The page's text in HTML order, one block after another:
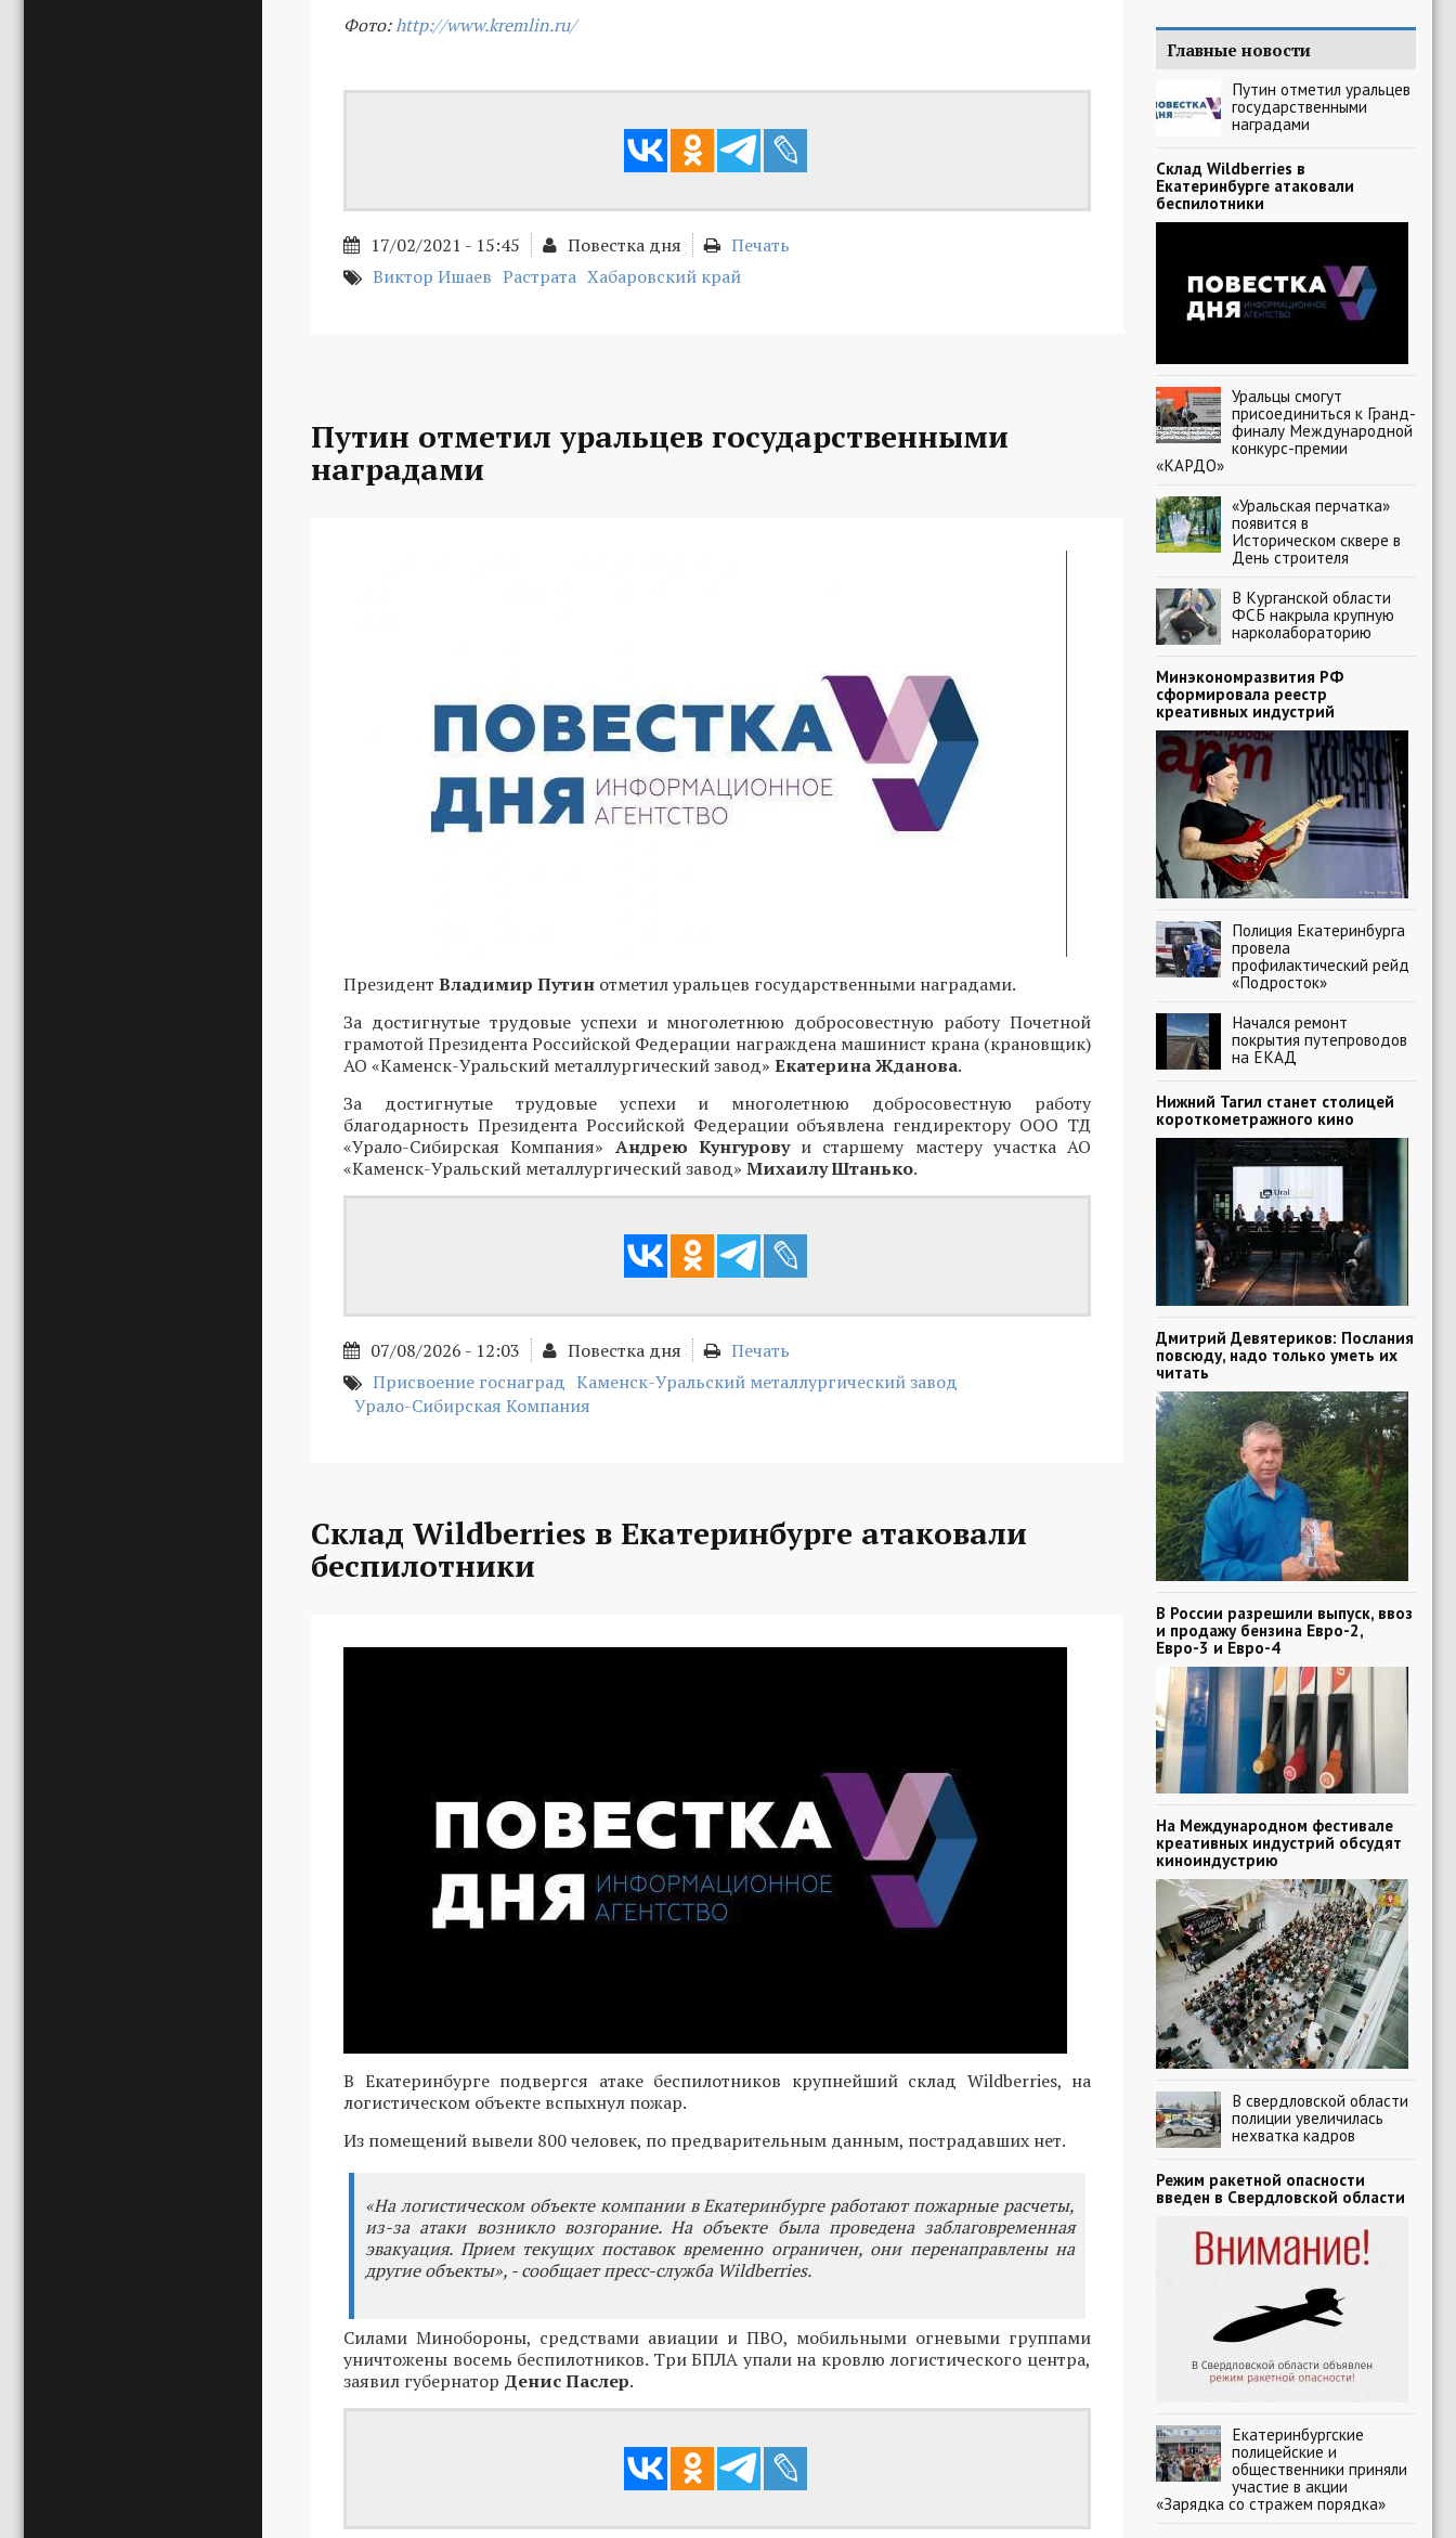
Фото:http://www.kremlin.ru/
17/02/2021 - 15:45 Повестка дня
Печать
Виктор Ишаев Растрата Хабаровский край
Путин отметил уральцев государственными
наградами
Президент Владимир Путин отметил уральцев государственными наградами.
За достигнутые трудовые успехи и многолетнюю добросовестную работу Почетной
грамотой Президента Российской Федерации награждена машинист крана (крановщик)
АО «Каменск-Уральский металлургический завод» Екатерина Жданова.
За достигнутые трудовые успехи и многолетнюю добросовестную работу
благодарность Президента Российской Федерации объявлена гендиректору ООО ТД
«Урало-Сибирская Компания» Андрею Кунгуровуи старшему мастеру участка АО
«Каменск-Уральский металлургический завод» Михаилу Штанько.
07/08/2026 - 12:03 Повестка дня
Печать
Присвоение госнаград Каменск-Уральский металлургический завод
Урало-Сибирская Компания
Склад Wildberries в Екатеринбурге атаковали
беспилотники
В Екатеринбурге подвергся атаке беспилотников крупнейший склад Wildberries, на
логистическом объекте вспыхнул пожар.
Из помещений вывели 800 человек, по предварительным данным, пострадавших нет.
«На логистическом объекте компании в Екатеринбурге работают пожарные расчеты,
из-за атаки возникло возгорание. На объекте была проведена заблаговременная
эвакуация. Прием текущих поставок временно ограничен, они перенаправлены на
другие объекты», - сообщает пресс-служба Wildberries.
Силами Минобороны, средствами авиации и ПВО, мобильными огневыми группами
уничтожены восемь беспилотников. Три БПЛА упали на кровлю логистического центра,
заявил губернатор Денис Паслер.
Главные новости
Путин отметил уральцев
государственными
наградами
Склад Wildberries в
Екатеринбурге атаковали
беспилотники
Уральцы смогут
присоединиться к Гранд-
финалу Международной
конкурс-премии
«КАРДО»
«Уральская перчатка»
появится в
Историческом сквере в
День строителя
В Курганской области
ФСБ накрыла крупную
нарколабораторию
Минэкономразвития РФ
сформировала реестр
креативных индустрий
Полиция Екатеринбурга
провела
профилактический рейд
«Подросток»
Начался ремонт
покрытия путепроводов
на ЕКАД
Нижний Тагил станет столицей
короткометражного кино
Дмитрий Девятериков: Послания
повсюду, надо только уметь их
читать
В России разрешили выпуск, ввоз
и продажу бензина Евро-2,
Евро-3 и Евро-4
На Международном фестивале
креативных индустрий обсудят
киноиндустрию
В свердловской области
полиции увеличилась
нехватка кадров
Режим ракетной опасности
введен в Свердловской области
Екатеринбургские
полицейские и
общественники приняли
участие в акции
«Зарядка со стражем порядка»